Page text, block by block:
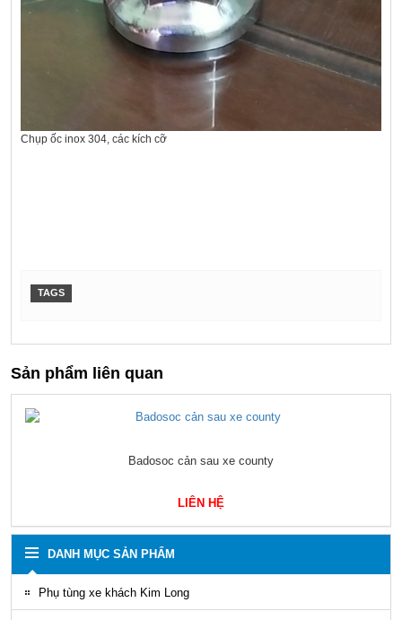
Chụp ốc inox 304, các kích cỡ
TAGS
Sản phẩm liên quan
Chân kiềng bắt ốp lốp lazang xe county 29 chỗ mobis 5295146051
LIÊN HỆ
DANH MỤC SẢN PHẨM
Phụ tùng xe khách Kim Long